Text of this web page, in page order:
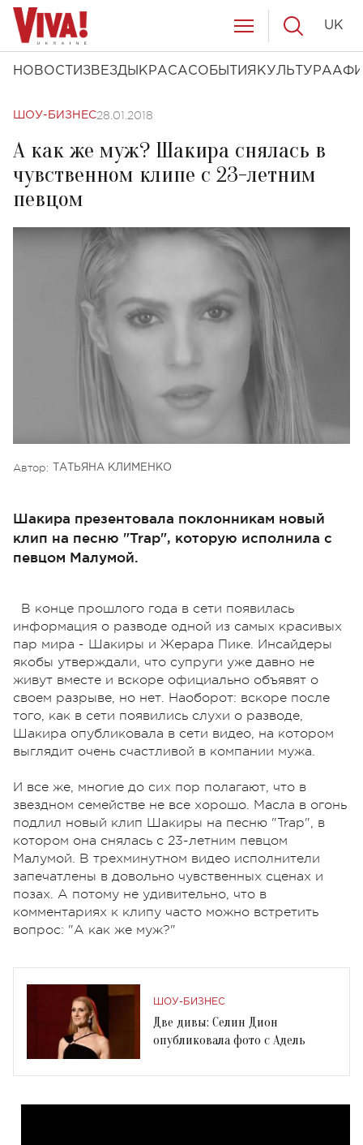
НОВОСТИ ЗВЕЗДЫ КРАСАСОБЫТИЯ КУЛЬТУРА
UK
ШОУ-БИЗНЕС28.01.2018
А как же муж? Шакира снялась в
чувственном клипе с 23-летним
певцом
Автор: ТАТЬЯНА КЛИМЕНКО
Шакира презентовала поклонникам новый
клип на песню "Trap", которую исполнила с
певцом Малумой.
В конце прошлого года в сети появилась
информация о разводе одной из самых красивых
пар мира - Шакиры и Жерара Пике. Инсайдеры
якобы утверждали, что супруги уже давно не
живут вместе и вскоре официально объявят о
своем разрыве, но нет. Наоборот: вскоре после
того, как в сети появились слухи о разводе,
Шакира опубликовала в сети видео, на котором
выглядит очень счастливой в компании мужа.
И все же, многие до сих пор полагают, что в
звездном семействе не все хорошо. Масла в огонь
подлил новый клип Шакиры на песню "Trap", в
котором она снялась с 23-летним певцом
Малумой. В трехминутном видео исполнители
запечатлены в довольно чувственных сценах и
позах. А потому не удивительно, что в
комментариях к клипу часто можно встретить
вопрос: "А как же муж?"
ШОУ-БИЗНЕС
Две дивы: Селин Дион
опубликовала фото с Адель